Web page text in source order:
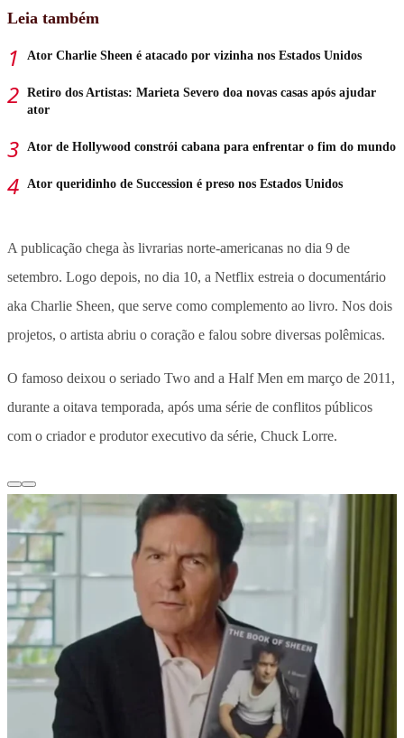
Leia também
Ator Charlie Sheen é atacado por vizinha nos Estados Unidos
Retiro dos Artistas: Marieta Severo doa novas casas após ajudar
ator
Ator de Hollywood constrói cabana para enfrentar o fim do mundo
Ator queridinho de Succession é preso nos Estados Unidos
A publicação chega às livrarias norte-americanas no dia 9 de
setembro. Logo depois, no dia 10, a Netflix estreia o documentário
aka Charlie Sheen, que serve como complemento ao livro. Nos dois
projetos, o artista abriu o coração e falou sobre diversas polêmicas.
O famoso deixou o seriado Two and a Half Men em março de 2011,
durante a oitava temporada, após uma série de conflitos públicos
com o criador e produtor executivo da série, Chuck Lorre.